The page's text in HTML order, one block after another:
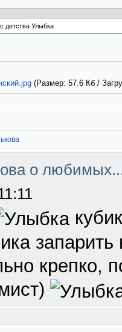
детства Улыбка
(Размер: 57.6 Кб /
о
крепко,